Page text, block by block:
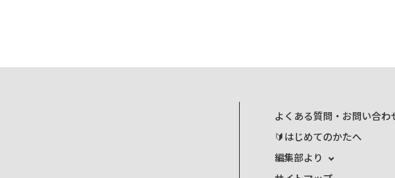
よくある質問・お問い合わ
🔰はじめてのかたへ
編集部より